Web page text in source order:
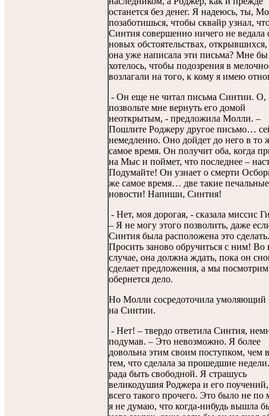
останется без денег. Я надеюсь, ты,
позаботишься, чтобы сквайр узнал,
Синтия совершенно ничего не ведала
новых обстоятельствах, открывшихся,
она уже написала эти письма? Мне
хотелось, чтобы подозрения в
возлагали на того, к кому я имею
- Он еще не читал письма Синтии. О,
позвольте мне вернуть его домой
неоткрытым, - предложила Молли. –
Пошлите Роджеру другое письмо…
немедленно. Оно дойдет до него в то
самое время. Он получит оба, когда
на Мыс и поймет, что последнее –
Подумайте! Он узнает о смерти
же самое время… две такие печальные
новости! Напиши, Синтия!
- Нет, моя дорогая, - сказала миссис
– Я не могу этого позволить, даже
Синтия была расположена это сделать.
Просить заново обручиться с ним! Во
случае, она должна ждать, пока он
сделает предложения, а мы
обернется дело.
Но Молли сосредоточила умоляющий
на Синтии.
- Нет! – твердо ответила Синтия,
подумав. – Это невозможно. Я более
довольна этим своим поступком, чем
тем, что сделала за прошедшие
рада быть свободной. Я страшусь
великодушия Роджера и его
всего такого прочего. Это было не по
я не думаю, что когда-нибудь вышла